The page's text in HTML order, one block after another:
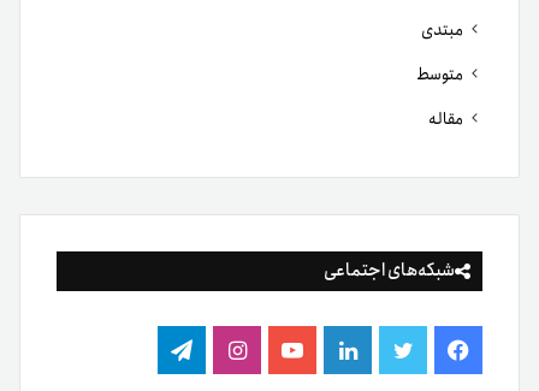
مبتدی
متوسط
مقاله
شبکه‌های اجتماعی
فیس توییتر لینکدینیوتیوباینستاگرام
تلگرام